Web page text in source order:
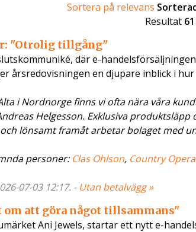
Sortera på relevans
Resultat 61
"Otrolig tillgång"
där e-
årsredovisningen en djupare inblick i hur
i Nordnorge finns vi ofta nära våra
Helgesson. Exklusiva produktsläpp
lönsamt framåt arbetar bolaget med
personer: Clas Ohlson, Country
07-03 12:17. - Utan betalvägg »
om att göra något tillsammans"
Ani Jewels, startar ett nytt e-